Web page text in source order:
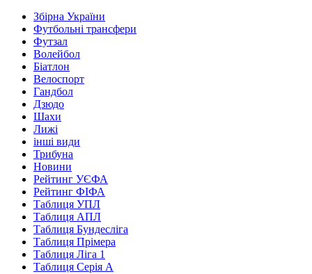
Збірна України
Футбольні трансфери
Футзал
Волейбол
Біатлон
Велоспорт
Гандбол
Дзюдо
Шахи
Лижі
інші види
Трибуна
Новини
Рейтинг УЄФА
Рейтинг ФІФА
Таблиця УПЛ
Таблиця АПЛ
Таблиця Бундесліга
Таблиця Прімера
Таблиця Ліга 1
Таблиця Серія А